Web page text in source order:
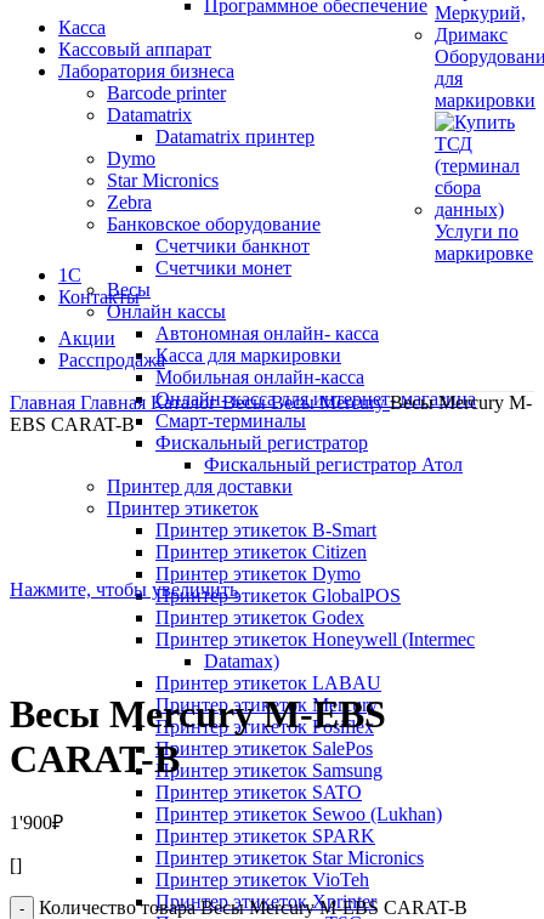
Программное обеспечение
Касса
Кассовый аппарат
Лаборатория бизнеса
Barcode printer
Datamatrix
Datamatrix принтер
Dymo
Star Micronics
Zebra
Банковское оборудование
Счетчики банкнот
Счетчики монет
Весы
Онлайн кассы
Автономная онлайн- касса
Касса для маркировки
Мобильная онлайн-касса
Онлайн- касса для интернет- магазина
Смарт-терминалы
Фискальный регистратор
Фискальный регистратор Атол
Принтер для доставки
Принтер этикеток
Принтер этикеток B-Smart
Принтер этикеток Citizen
Принтер этикеток Dymo
Принтер этикеток GlobalPOS
Принтер этикеток Godex
Принтер этикеток Honeywell (Intermec
Datamax)
Принтер этикеток LABAU
Принтер этикеток Mercury
Принтер этикеток Posiflex
Принтер этикеток SalePos
Принтер этикеток Samsung
Принтер этикеток SATO
Принтер этикеток Sewoo (Lukhan)
Принтер этикеток SPARK
Принтер этикеток Star Micronics
Принтер этикеток VioTeh
Принтер этикеток Xprinter
для
маркировки
Услуги по
маркировке
1С
Контакты
Акции
Расспродажа
Главная Главная КаталогВесыВесы MercuryВесы Mercury M-
EBS CARAT-B
Нажмите, чтобы увеличить
Весы Mercury M-EBS
CARAT-B
1'900₽
[]
Количество товара Весы Mercury M-EBS CARAT-B